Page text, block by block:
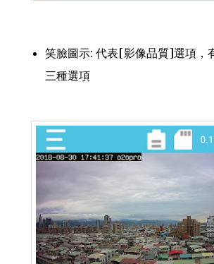
笑臉圖示: 代表[影像品質]選項，
三種選項